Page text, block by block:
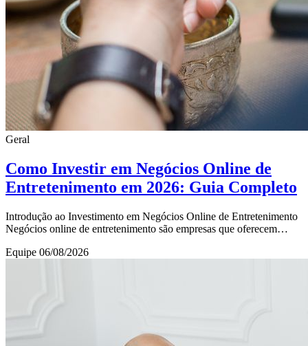
Geral
Como Investir em Negócios Online de
Entretenimento em 2026: Guia Completo
Introdução ao Investimento em Negócios Online de Entretenimento
Negócios online de entretenimento são empresas que oferecem
Equipe 06/08/2026